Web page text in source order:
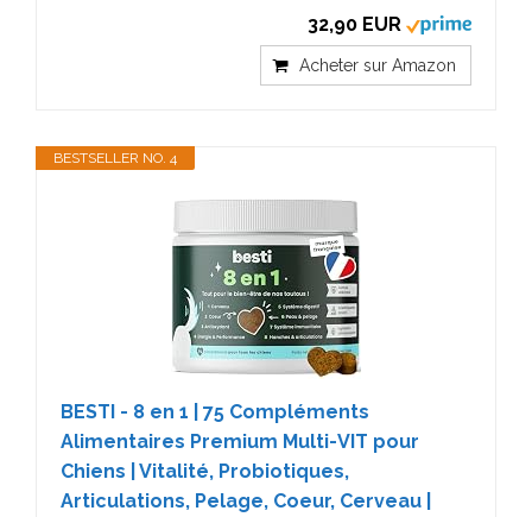
32,90 EUR
Acheter sur Amazon
BESTSELLER NO. 4
BESTI - 8 en 1 | 75 Compléments
Alimentaires Premium Multi-VIT pour
Chiens | Vitalité, Probiotiques,
Articulations, Pelage, Coeur, Cerveau |